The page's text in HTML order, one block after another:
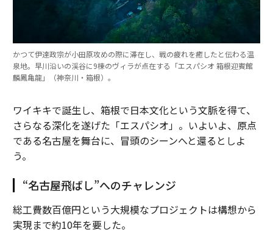
かつて伊達政宗が小田原攻めの際に滞在し、戦の疲れを癒したと伝わる温
泉地。早川沿いの渓谷に9棟のヴィラが点在する「エスパシオ 箱根迎賓館
麟鳳亀龍」（神奈川・箱根）。
ワイキキで誕生し、箱根で日本文化という文脈を得て、
さらなる深化を遂げた「エスパシオ」。いよいよ、原点
である名古屋を舞台に、冒頭のシーンへと還るとしよ
う。
“名古屋飛ばし”へのチャレンジ
総工費数百億円という大規模なプロジェクトは構想から
実現まで約10年を要した。